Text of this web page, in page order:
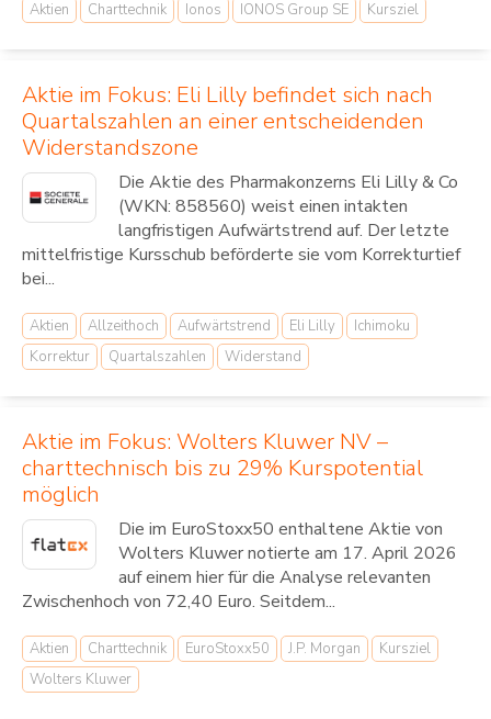
Aktien Charttechnik Ionos IONOS Group SE Kursziel
Aktie im Fokus: Eli Lilly befindet sich nach
Quartalszahlen an einer entscheidenden
Widerstandszone
Die Aktie des Pharmakonzerns Eli Lilly & Co
(WKN: 858560) weist einen intakten
langfristigen Aufwärtstrend auf. Der letzte
mittelfristige Kursschub beförderte sie vom Korrekturtief
bei...
Aktien Allzeithoch Aufwärtstrend Eli Lilly
Ichimoku
Korrektur
Quartalszahlen Widerstand
Aktie im Fokus: Wolters Kluwer NV –
charttechnisch bis zu 29% Kurspotential
möglich
Die im EuroStoxx50 enthaltene Aktie von
Wolters Kluwer notierte am 17. April 2026
auf einem hier für die Analyse relevanten
Zwischenhoch von 72,40 Euro. Seitdem...
Aktien Charttechnik EuroStoxx50 J.P. Morgan
Kursziel
Wolters Kluwer